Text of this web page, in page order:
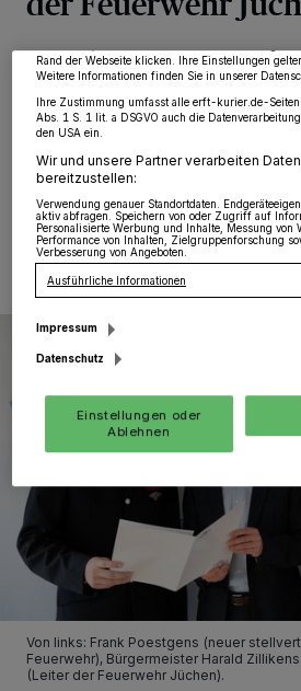
Jüchen·Vor Kurzem wurde
Poestgens durch Bürgermeister
Wirkung zum 1. April 2024 zum
der Feuerwehr Jüchen bestellt.
30.03.2024 , 08:00 Uhr Eine Minute
Von links: Frank Poestgens (neuer
Feuerwehr), Bürgermeister Harald
(Leiter der Feuerwehr Jüchen).
möglicherweise nicht mehr so relevant für Sie. Sie
Rand der Webseite klicken. Ihre Einstellungen
Weitere Informationen finden Sie in unserer
Ihre Zustimmung umfasst alle erft-kurier.de-
Abs. 1 S. 1 lit. a DSGVO auch die
den USA ein.
Wir und unsere Partner verarbeiten
bereitzustellen:
Verwendung genauer Standortdaten.
aktiv abfragen. Speichern von oder Zugriff auf
Personalisierte Werbung und Inhalte, Messung von
Performance von Inhalten, Zielgruppenforschung
Verbesserung von Angeboten.
Ausführliche Informationen
Impressum
Datenschutz
Einstellungen oder
Ablehnen